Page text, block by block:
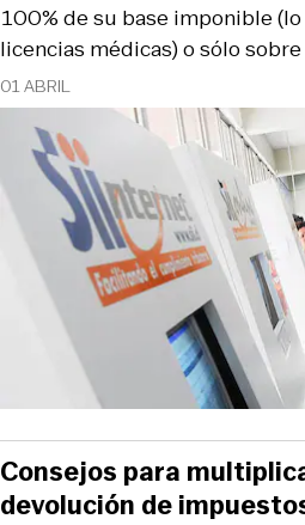
01 ABRIL
100% de su base imponible
licencias médicas) o sólo sobre
Consejos para
devolución de